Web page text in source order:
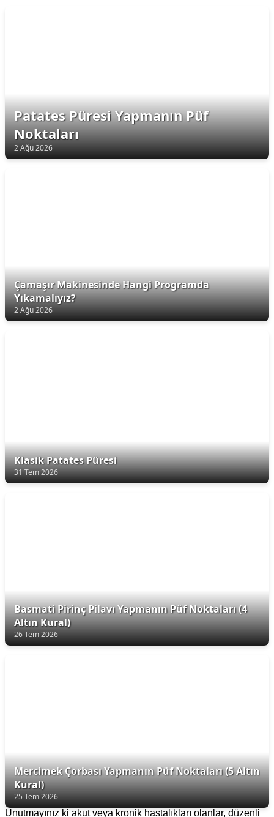
Patates Püresi Yapmanın Püf
Noktaları
2 Ağu 2026
Çamaşır Makinesinde Hangi Programda
Yıkamalıyız?
2 Ağu 2026
Klasik Patates Püresi
31 Tem 2026
Basmati Pirinç Pilavı Yapmanın Püf Noktaları (4
Altın Kural)
26 Tem 2026
Mercimek Çorbası Yapmanın Püf Noktaları (5 Altın
Kural)
25 Tem 2026
Unutmayınız ki akut veya kronik hastalıkları olanlar, düzenli